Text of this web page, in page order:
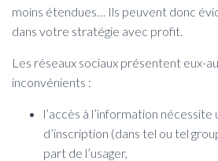
moins étendues… Ils peuvent donc
dans votre stratégie avec profit.
Les réseaux sociaux présentent eux-
inconvénients :
l’accès à l’information
d’inscription (dans tel ou tel
part de l’usager,